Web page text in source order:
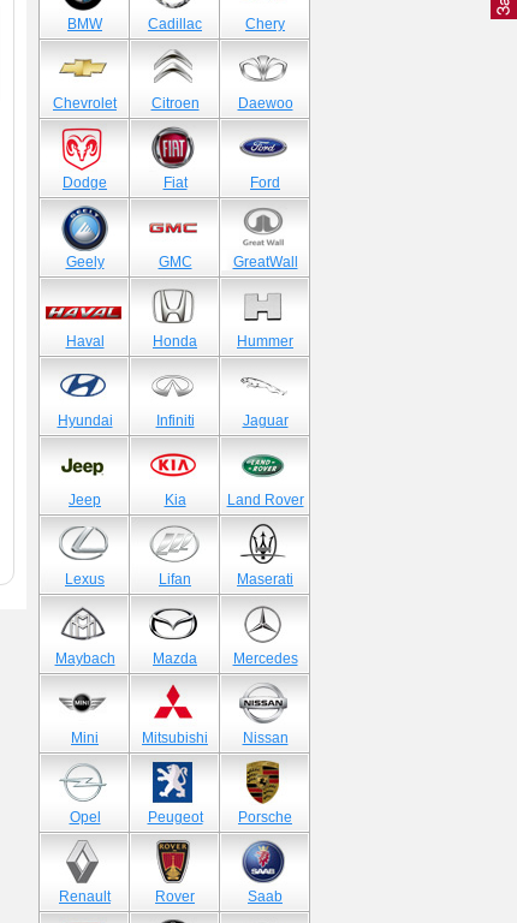
BMW Cadillac Chery
Chevrolet Citroen Daewoo
Dodge Fiat Ford
Geely GMC GreatWall
Haval Honda Hummer
Hyundai Infiniti Jaguar
Jeep Kia Land Rover
Lexus Lifan Maserati
Maybach Mazda Mercedes
Mini Mitsubishi Nissan
Opel Peugeot Porsche
Renault Rover Saab